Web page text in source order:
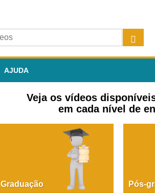
AJUDA
Veja os vídeos
em cada nível de
Graduação Pós-